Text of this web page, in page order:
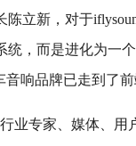
立新，对于
，而是进化为一
音响品牌已走到了
业专家、媒体、用